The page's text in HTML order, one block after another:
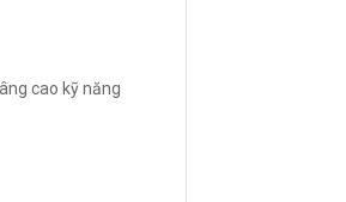
cao kỹ năng